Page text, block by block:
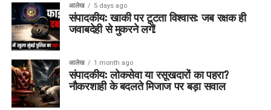
आलेख 5 days ago
संपादकीय: खाकी पर टूटता विश्वास: जब रक्षक ही
जवाबदेही से मुकरने लगें!
आलेख 1 month ago
संपादकीय: लोकसेवा या रसूखदारों का पहरा?
नौकरशाही के बदलते मिजाज पर बड़ा सवाल